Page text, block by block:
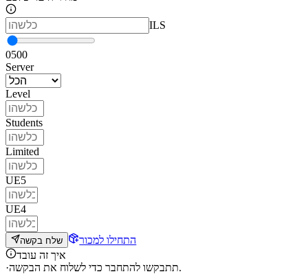
ILS
0500
Server
Level
Students
Limited
UE5
UE4
שלח בקשה
התחילו למכור
איך זה עובד
·
תתבקשו להתחבר כדי לשלוח את הבקשה.